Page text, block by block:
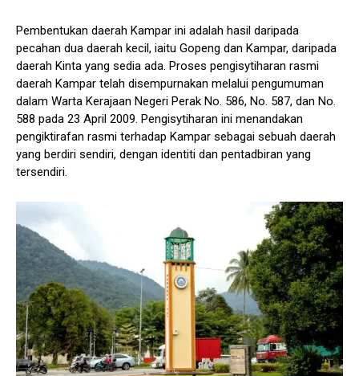
Pembentukan daerah Kampar ini adalah hasil daripada
pecahan dua daerah kecil, iaitu Gopeng dan Kampar, daripada
daerah Kinta yang sedia ada. Proses pengisytiharan rasmi
daerah Kampar telah disempurnakan melalui pengumuman
dalam Warta Kerajaan Negeri Perak No. 586, No. 587, dan No.
588 pada 23 April 2009. Pengisytiharan ini menandakan
pengiktirafan rasmi terhadap Kampar sebagai sebuah daerah
yang berdiri sendiri, dengan identiti dan pentadbiran yang
tersendiri.